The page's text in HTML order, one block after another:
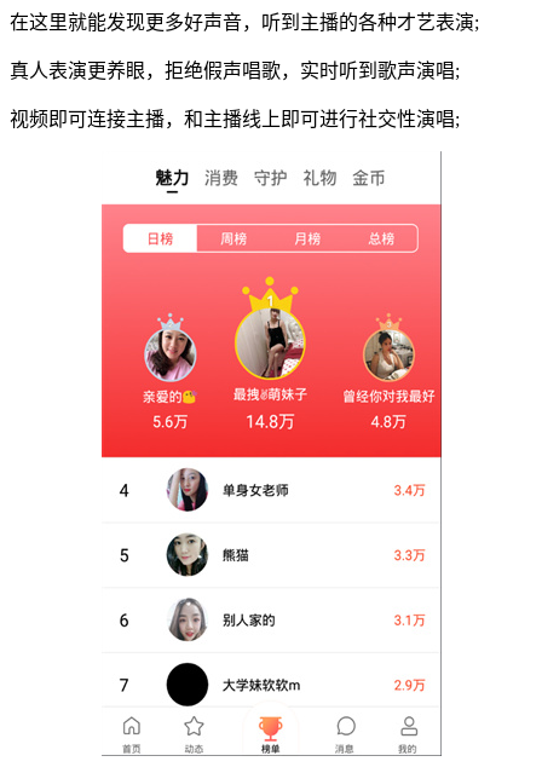
在这里就能发现更多好声音，听到主播的各种才艺表演;
真人表演更养眼，拒绝假声唱歌，实时听到歌声演唱;
视频即可连接主播，和主播线上即可进行社交性演唱;